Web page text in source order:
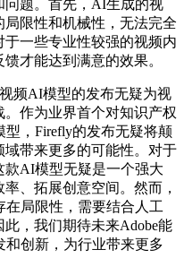
问题。首先，AI生成的视
限性和机械性，无法完全
一些专业性较强的视频内
才能达到满意的效果。
频AI模型的发布无疑为视
作为业界首个对知识产权
，Firefly的发布无疑将颠
带来更多的可能性。对于
款AI模型无疑是一个强大
、拓展创意空间。然而，
局限性，需要结合人工
，我们期待未来Adobe能
创新，为行业带来更多